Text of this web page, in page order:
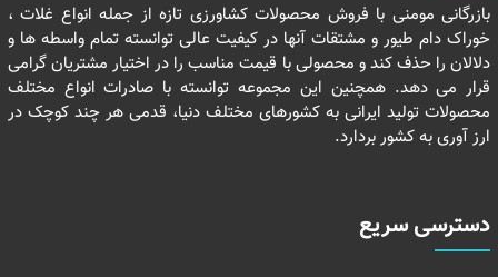
بازرگانی مومنی با فروش محصولات کشاورزی تازه از جمله انواع غلات ،
خوراک دام طیور و مشتقات آنها در کیفیت عالی توانسته تمام واسطه ها و
دلالان را حذف کند و محصولی با قیمت مناسب را در اختیار مشتریان گرامی
قرار می دهد. همچنین این مجموعه توانسته با صادرات انواع مختلف
محصولات تولید ایرانی به کشورهای مختلف دنیا، قدمی هر چند کوچک در
ارز آوری به کشور بردارد.
دسترسی سریع